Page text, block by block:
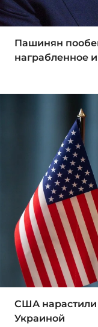
Пашинян
награбленное
США
Украиной